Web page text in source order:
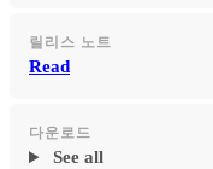
릴리스 노트
Read
다운로드
See all